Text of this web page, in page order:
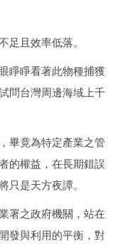
足且效率低落。
睜睜看著此物種捕獲
問台灣周邊海域上千
畢竟為特定產業之管
的權益，在長期錯誤
只是天方夜譚。
署之政府機關，站在
發與利用的平衡，對